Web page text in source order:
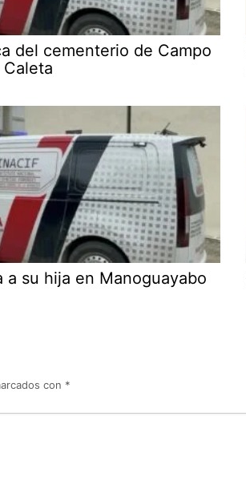
del cementerio de Campo
a su hija en Manoguayabo
con *